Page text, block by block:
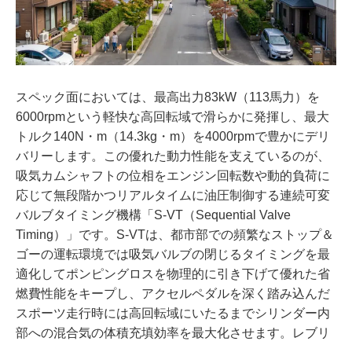
スペック面においては、最高出力83kW（113馬力）を
6000rpmという軽快な高回転域で滑らかに発揮し、最大
トルク140N・m（14.3kg・m）を4000rpmで豊かにデリ
バリーします。この優れた動力性能を支えているのが、
吸気カムシャフトの位相をエンジン回転数や動的負荷に
応じて無段階かつリアルタイムに油圧制御する連続可変
バルブタイミング機構「S-VT（Sequential Valve
Timing）」です。S-VTは、都市部での頻繁なストップ＆
ゴーの運転環境では吸気バルブの閉じるタイミングを最
適化してポンピングロスを物理的に引き下げて優れた省
燃費性能をキープし、アクセルペダルを深く踏み込んだ
スポーツ走行時には高回転域にいたるまでシリンダー内
部への混合気の体積充填効率を最大化させます。レブリ